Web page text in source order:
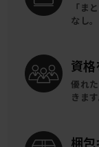
「ま
なし
資
優れ
きます
梱